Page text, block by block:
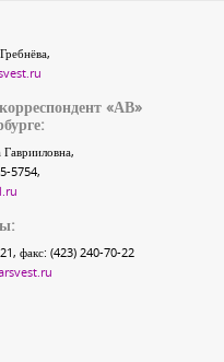
«АВ»
5754,
факс: (423) 240-70-22